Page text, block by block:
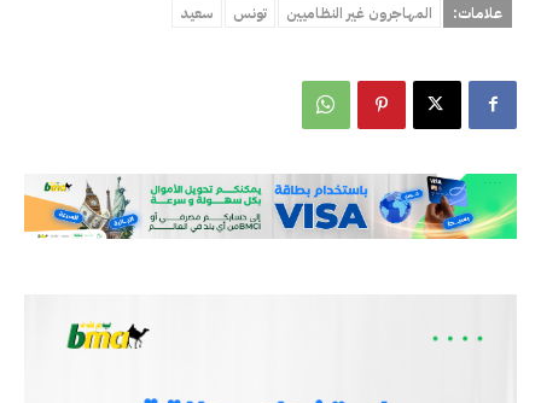
علامات: المهاجرون غير النظاميين تونس سعيد